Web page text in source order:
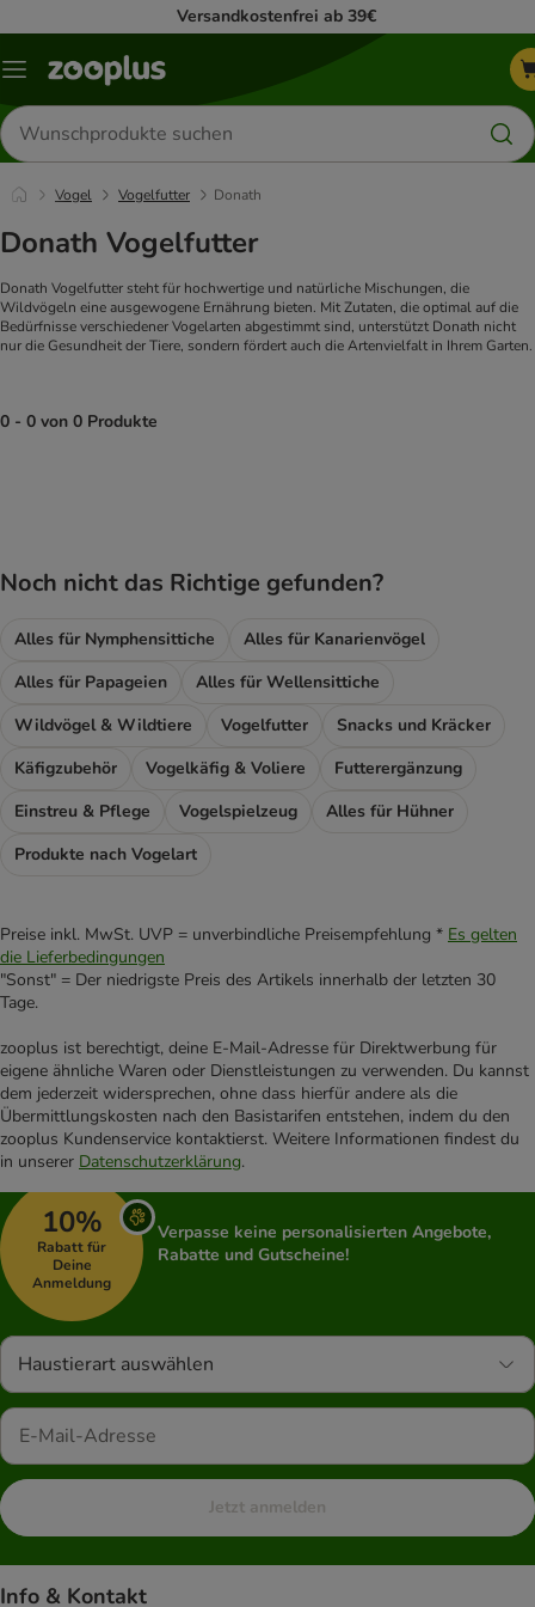
Versandkostenfrei ab 39€
Menü
Produkte
suchen
Vogel Vogelfutter Donath
Donath Vogelfutter
Donath Vogelfutter steht für hochwertige und natürliche Mischungen, die
Wildvögeln eine ausgewogene Ernährung bieten. Mit Zutaten, die optimal auf die
Bedürfnisse verschiedener Vogelarten abgestimmt sind, unterstützt Donath nicht
nur die Gesundheit der Tiere, sondern fördert auch die Artenvielfalt in Ihrem Garten.
0 - 0 von 0 Produkte
Noch nicht das Richtige gefunden?
Alles für Nymphensittiche
Alles für Kanarienvögel
Alles für Papageien
Alles für Wellensittiche
Wildvögel & Wildtiere
Vogelfutter
Snacks und Kräcker
Käfigzubehör
Vogelkäfig & Voliere
Futterergänzung
Einstreu & Pflege
Vogelspielzeug
Alles für Hühner
Produkte nach Vogelart
Preise inkl. MwSt. UVP = unverbindliche Preisempfehlung * Es gelten
die Lieferbedingungen
"Sonst" = Der niedrigste Preis des Artikels innerhalb der letzten 30
Tage.
zooplus ist berechtigt, deine E-Mail-Adresse für Direktwerbung für
eigene ähnliche Waren oder Dienstleistungen zu verwenden. Du kannst
dem jederzeit widersprechen, ohne dass hierfür andere als die
Übermittlungskosten nach den Basistarifen entstehen, indem du den
zooplus Kundenservice kontaktierst. Weitere Informationen findest du
in unserer Datenschutzerklärung.
10%
Rabatt für
Deine
Anmeldung
Verpasse keine personalisierten Angebote,
Rabatte und Gutscheine!
Haustierart auswählen
Jetzt anmelden
Info & Kontakt